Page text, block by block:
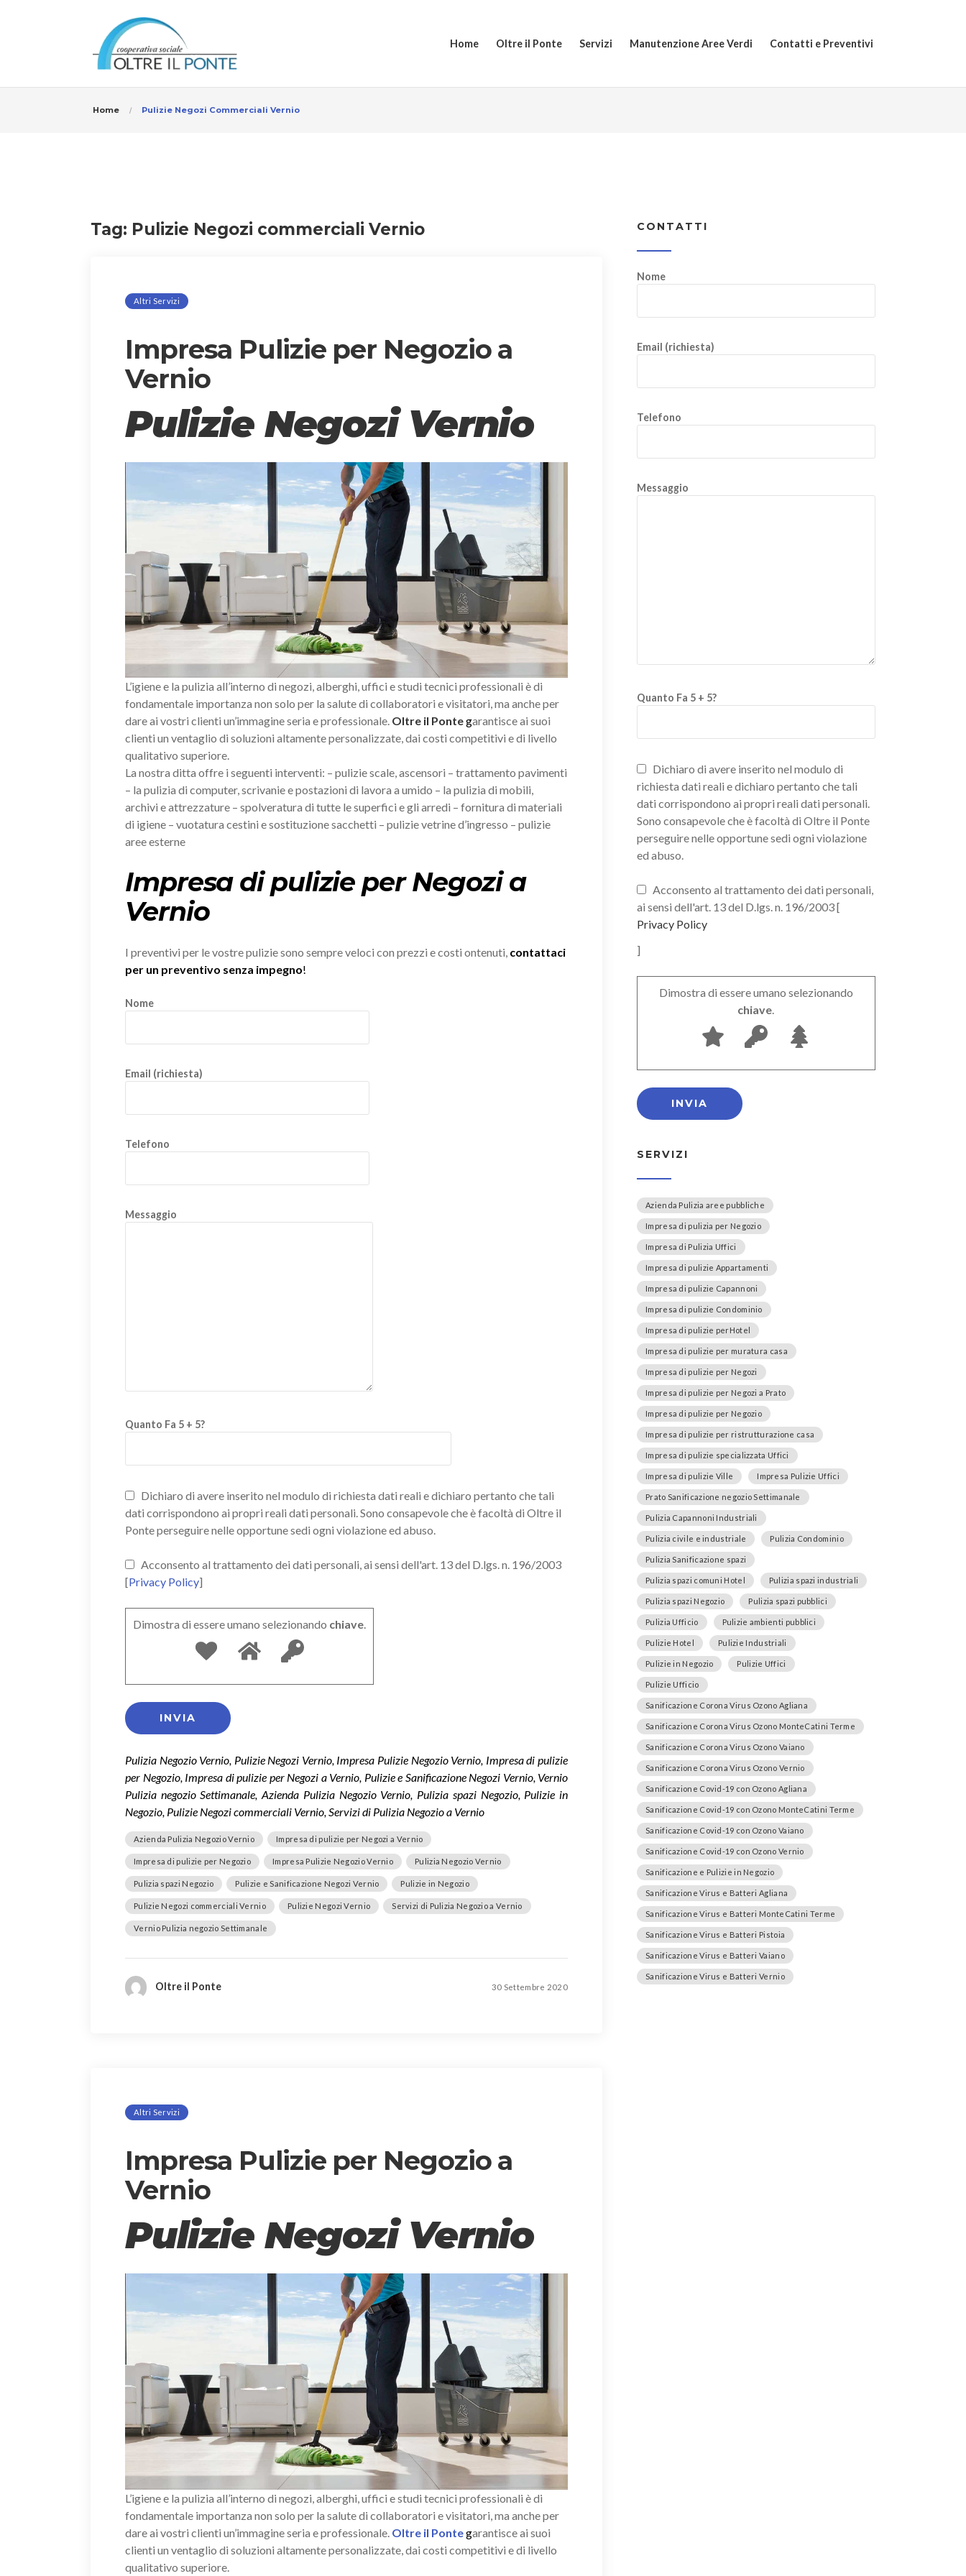
Home Oltre il Ponte Servizi Manutenzione Aree Verdi Contatti e Preventivi
Home Pulizie Negozi Commerciali Vernio
Tag: Pulizie Negozi commerciali Vernio
Altri Servizi
Impresa Pulizie per Negozio a
Vernio
Pulizie Negozi Vernio
L’igiene e la pulizia all’interno di negozi, alberghi, uffici e studi tecnici professionali è di
fondamentale importanza non solo per la salute di collaboratori e visitatori, ma anche per
dare ai vostri clienti un’immagine seria e professionale. Oltre il Pontegarantisce ai suoi
clienti un ventaglio di soluzioni altamente personalizzate, dai costi competitivi e di livello
qualitativo superiore.
La nostra ditta offre i seguenti interventi: – pulizie scale, ascensori – trattamento pavimenti
– la pulizia di computer, scrivanie e postazioni di lavora a umido – la pulizia di mobili,
archivi e attrezzature – spolveratura di tutte le superfici e gli arredi – fornitura di materiali
di igiene – vuotatura cestini e sostituzione sacchetti – pulizie vetrine d’ingresso – pulizie
aree esterne
Impresa di pulizie per Negozi a
Vernio
I preventivi per le vostre pulizie sono sempre veloci con prezzi e costi ontenuti, contattaci
per un preventivo senza impegno!
Nome
Email (richiesta)
Telefono
Messaggio
Quanto Fa 5 + 5?
Dichiaro di avere inserito nel modulo di richiesta dati reali e dichiaro pertanto che tali
dati corrispondono ai propri reali dati personali. Sono consapevole che è facoltà di Oltre il
Ponte perseguire nelle opportune sedi ogni violazione ed abuso.
Acconsento al trattamento dei dati personali, ai sensi dell'art. 13 del D.lgs. n. 196/2003
[Privacy Policy]
Dimostra di essere umano selezionando chiave.
Pulizia Negozio Vernio, Pulizie Negozi Vernio, Impresa Pulizie Negozio Vernio, Impresa di pulizie
per Negozio, Impresa di pulizie per Negozi a Vernio, Pulizie e Sanificazione Negozi Vernio, Vernio
Pulizia negozio Settimanale, Azienda Pulizia Negozio Vernio, Pulizia spazi Negozio, Pulizie in
Negozio, Pulizie Negozi commerciali Vernio, Servizi di Pulizia Negozio a Vernio
Azienda Pulizia Negozio Vernio Impresa di pulizie per Negozi a Vernio
Impresa di pulizie per Negozio Impresa Pulizie Negozio Vernio Pulizia Negozio Vernio
Pulizia spazi Negozio Pulizie e Sanificazione Negozi Vernio Pulizie in Negozio
Pulizie Negozi commerciali Vernio Pulizie Negozi Vernio Servizi di Pulizia Negozio a Vernio
Vernio Pulizia negozio Settimanale
Oltre il Ponte 30 Settembre 2020
Altri Servizi
Impresa Pulizie per Negozio a
Vernio
Pulizie Negozi Vernio
L’igiene e la pulizia all’interno di negozi, alberghi, uffici e studi tecnici professionali è di
fondamentale importanza non solo per la salute di collaboratori e visitatori, ma anche per
dare ai vostri clienti un’immagine seria e professionale. Oltre il Pontegarantisce ai suoi
clienti un ventaglio di soluzioni altamente personalizzate, dai costi competitivi e di livello
qualitativo superiore.
CONTATTI
Nome
Email (richiesta)
Telefono
Messaggio
Quanto Fa 5 + 5?
Dichiaro di avere inserito nel modulo di
richiesta dati reali e dichiaro pertanto che tali
dati corrispondono ai propri reali dati personali.
Sono consapevole che è facoltà di Oltre il Ponte
perseguire nelle opportune sedi ogni violazione
ed abuso.
Acconsento al trattamento dei dati personali,
ai sensi dell'art. 13 del D.lgs. n. 196/2003 [
Privacy Policy
]
Dimostra di essere umano selezionando
chiave.
SERVIZI
Azienda Pulizia aree pubbliche
Impresa di pulizia per Negozio
Impresa di Pulizia Uffici
Impresa di pulizie Appartamenti
Impresa di pulizie Capannoni
Impresa di pulizie Condominio
Impresa di pulizie perHotel
Impresa di pulizie per muratura casa
Impresa di pulizie per Negozi
Impresa di pulizie per Negozi a Prato
Impresa di pulizie per Negozio
Impresa di pulizie per ristrutturazione casa
Impresa di pulizie specializzata Uffici
Impresa di pulizie Ville Impresa Pulizie Uffici
Prato Sanificazione negozio Settimanale
Pulizia Capannoni Industriali
Pulizia civile e industriale Pulizia Condominio
Pulizia Sanificazione spazi
Pulizia spazi comuni Hotel Pulizia spazi industriali
Pulizia spazi Negozio Pulizia spazi pubblici
Pulizia Ufficio Pulizie ambienti pubblici
Pulizie Hotel Pulizie Industriali
Pulizie in Negozio Pulizie Uffici
Pulizie Ufficio
Sanificazione Corona Virus Ozono Agliana
Sanificazione Corona Virus Ozono MonteCatini Terme
Sanificazione Corona Virus Ozono Vaiano
Sanificazione Corona Virus Ozono Vernio
Sanificazione Covid-19 con Ozono Agliana
Sanificazione Covid-19 con Ozono MonteCatini Terme
Sanificazione Covid-19 con Ozono Vaiano
Sanificazione Covid-19 con Ozono Vernio
Sanificazione e Pulizie in Negozio
Sanificazione Virus e Batteri Agliana
Sanificazione Virus e Batteri MonteCatini Terme
Sanificazione Virus e Batteri Pistoia
Sanificazione Virus e Batteri Vaiano
Sanificazione Virus e Batteri Vernio